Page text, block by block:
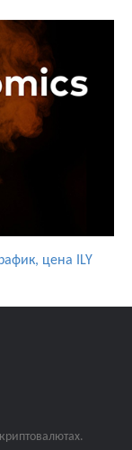
цена ILY